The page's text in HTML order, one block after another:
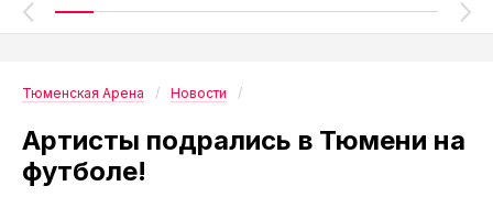
Тюменская Арена Новости
Артисты подрались в Тюмени на
футболе!